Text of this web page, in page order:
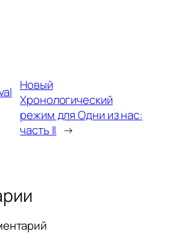
Новый
Хронологический
режим для Одни из нас:
часть II →